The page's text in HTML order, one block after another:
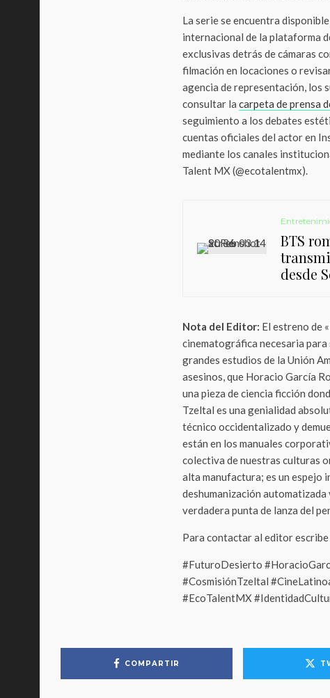
La serie se encuentra
internacional de la plataforma
exclusivas detrás de cámaras
filmación en locaciones o
agencia de representación, los
consultar la carpeta de prensa
seguimiento a los debates
cuentas oficiales del actor en
mediante los canales
Talent MX (@ecotalentmx).
BTS
desde
Nota del Editor: El estreno de
cinematográfica necesaria
grandes estudios de la Unión
asesinos, que Horacio García
una pieza de ciencia ficción
Tzeltal es una genialidad
técnico occidentalizado y
están en los manuales
colectiva de nuestras culturas
alta manufactura; es un espejo
deshumanización
verdadera punta de lanza del
Para contactar al editor
#FuturoDesierto
#CosmisiónTzeltal
#EcoTalentMX
COMPARTIR